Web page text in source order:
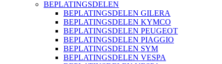
BEPLATINGSDELEN
BEPLATINGSDELEN GILERA
BEPLATINGSDELEN KYMCO
BEPLATINGSDELEN PEUGEOT
BEPLATINGSDELEN PIAGGIO
BEPLATINGSDELEN SYM
BEPLATINGSDELEN VESPA